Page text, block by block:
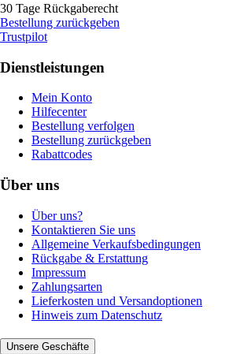
30 Tage Rückgaberecht
Bestellung zurückgeben
Trustpilot
Dienstleistungen
Mein Konto
Hilfecenter
Bestellung verfolgen
Bestellung zurückgeben
Rabattcodes
Über uns
Über uns?
Kontaktieren Sie uns
Allgemeine Verkaufsbedingungen
Rückgabe & Erstattung
Impressum
Zahlungsarten
Lieferkosten und Versandoptionen
Hinweis zum Datenschutz
Unsere Geschäfte